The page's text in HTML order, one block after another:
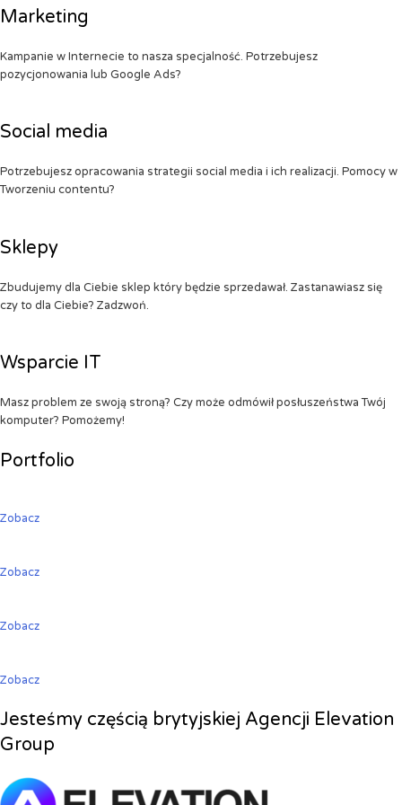
Marketing
Kampanie w Internecie to nasza specjalność. Potrzebujesz
pozycjonowania lub Google Ads?
Social media
Potrzebujesz opracowania strategii social media i ich realizacji. Pomocy w
Tworzeniu contentu?
Sklepy
Zbudujemy dla Ciebie sklep który będzie sprzedawał. Zastanawiasz się
czy to dla Ciebie? Zadzwoń.
Wsparcie IT
Masz problem ze swoją stroną? Czy może odmówił posłuszeństwa Twój
komputer? Pomożemy!
Portfolio
Zobacz
Zobacz
Zobacz
Zobacz
Jesteśmy częścią brytyjskiej Agencji Elevation
Group